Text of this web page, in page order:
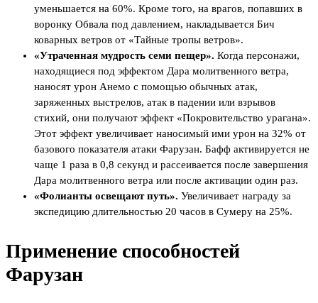
уменьшается на 60%. Кроме того, на врагов, попавших в
воронку Обвала под давлением, накладывается Бич
коварных ветров от «Тайные тропы ветров».
«Утраченная мудрость семи пещер». Когда персонажи,
находящиеся под эффектом Дара молитвенного ветра,
наносят урон Анемо с помощью обычных атак,
заряженных выстрелов, атак в падении или взрывов
стихий, они получают эффект «Покровительство урагана».
Этот эффект увеличивает наносимый ими урон на 32% от
базового показателя атаки Фарузан. Бафф активируется не
чаще 1 раза в 0,8 секунд и рассеивается после завершения
Дара молитвенного ветра или после активации один раз.
«Фолианты освещают путь». Увеличивает награду за
экспедицию длительностью 20 часов в Сумеру на 25%.
Применение способностей
Фарузан